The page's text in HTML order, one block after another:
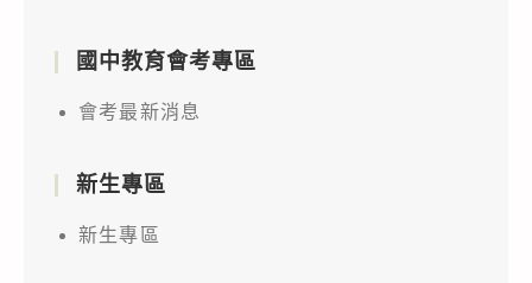
國中教育會考專區
會考最新消息
新生專區
新生專區